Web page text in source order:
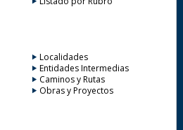
Localidades
Entidades Intermedias
Caminos y Rutas
Obras y Proyectos